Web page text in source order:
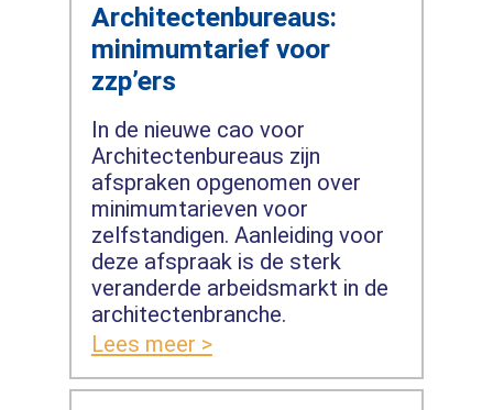
Architectenbureaus:
minimumtarief voor
zzp’ers
In de nieuwe cao voor
Architectenbureaus zijn
afspraken opgenomen over
minimumtarieven voor
zelfstandigen. Aanleiding voor
deze afspraak is de sterk
veranderde arbeidsmarkt in de
architectenbranche.
Lees meer >